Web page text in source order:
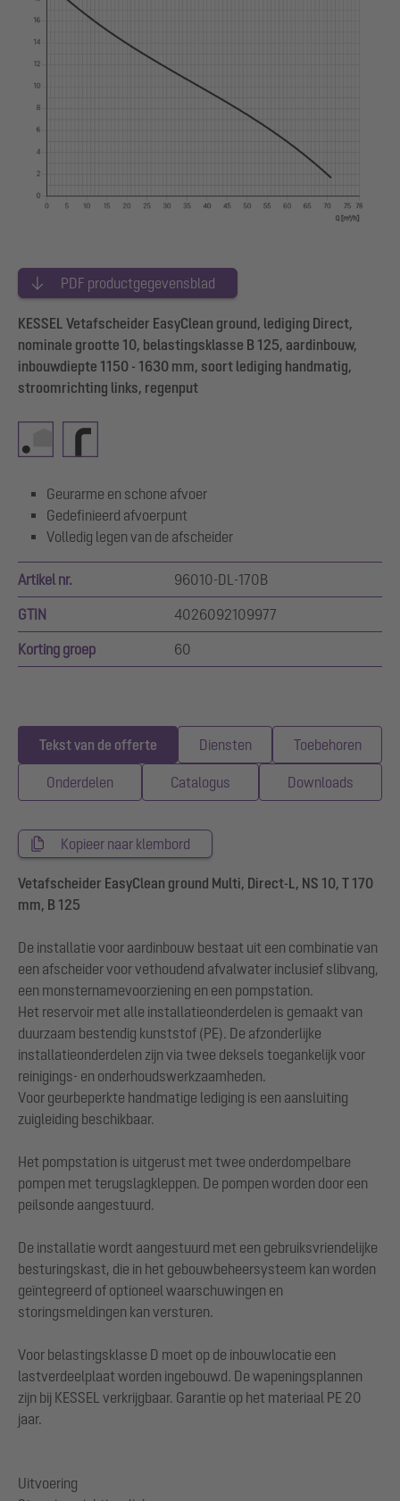
PDF productgegevensblad
KESSEL Vetafscheider EasyClean ground, lediging Direct,
nominale grootte 10, belastingsklasse B 125, aardinbouw,
inbouwdiepte 1150 - 1630 mm, soort lediging handmatig,
stroomrichting links, regenput
Geurarme en schone afvoer
Gedefinieerd afvoerpunt
Volledig legen van de afscheider
Artikel nr. 96010-DL-170B
GTIN 4026092109977
Korting groep 60
Tekst van de offerte Diensten Toebehoren
Onderdelen Catalogus Downloads
Kopieer naar klembord
Vetafscheider EasyClean ground Multi, Direct-L, NS 10, T 170
mm, B 125
De installatie voor aardinbouw bestaat uit een combinatie van
een afscheider voor vethoudend afvalwater inclusief slibvang,
een monsternamevoorziening en een pompstation.
Het reservoir met alle installatieonderdelen is gemaakt van
duurzaam bestendig kunststof (PE). De afzonderlijke
installatieonderdelen zijn via twee deksels toegankelijk voor
reinigings- en onderhoudswerkzaamheden.
Voor geurbeperkte handmatige lediging is een aansluiting
zuigleiding beschikbaar.
Het pompstation is uitgerust met twee onderdompelbare
pompen met terugslagkleppen. De pompen worden door een
peilsonde aangestuurd.
De installatie wordt aangestuurd met een gebruiksvriendelijke
besturingskast, die in het gebouwbeheersysteem kan worden
geïntegreerd of optioneel waarschuwingen en
storingsmeldingen kan versturen.
Voor belastingsklasse D moet op de inbouwlocatie een
lastverdeelplaat worden ingebouwd. De wapeningsplannen
zijn bij KESSEL verkrijgbaar. Garantie op het materiaal PE 20
jaar.
Uitvoering